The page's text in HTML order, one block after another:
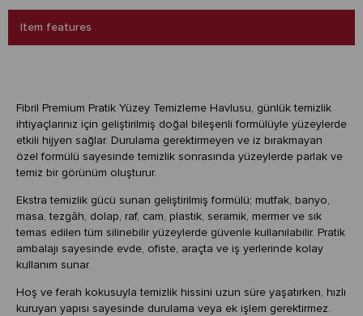
Item features
Fibril Premium Pratik Yüzey Temizleme Havlusu, günlük temizlik
ihtiyaçlarınız için geliştirilmiş doğal bileşenli formülüyle yüzeylerde
etkili hijyen sağlar. Durulama gerektirmeyen ve iz bırakmayan
özel formülü sayesinde temizlik sonrasında yüzeylerde parlak ve
temiz bir görünüm oluşturur.
Ekstra temizlik gücü sunan geliştirilmiş formülü; mutfak, banyo,
masa, tezgâh, dolap, raf, cam, plastik, seramik, mermer ve sık
temas edilen tüm silinebilir yüzeylerde güvenle kullanılabilir. Pratik
ambalajı sayesinde evde, ofiste, araçta ve iş yerlerinde kolay
kullanım sunar.
Hoş ve ferah kokusuyla temizlik hissini uzun süre yaşatırken, hızlı
kuruyan yapısı sayesinde durulama veya ek işlem gerektirmez.